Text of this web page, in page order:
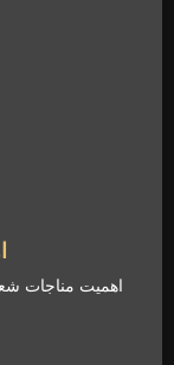
اهمیت مناجات